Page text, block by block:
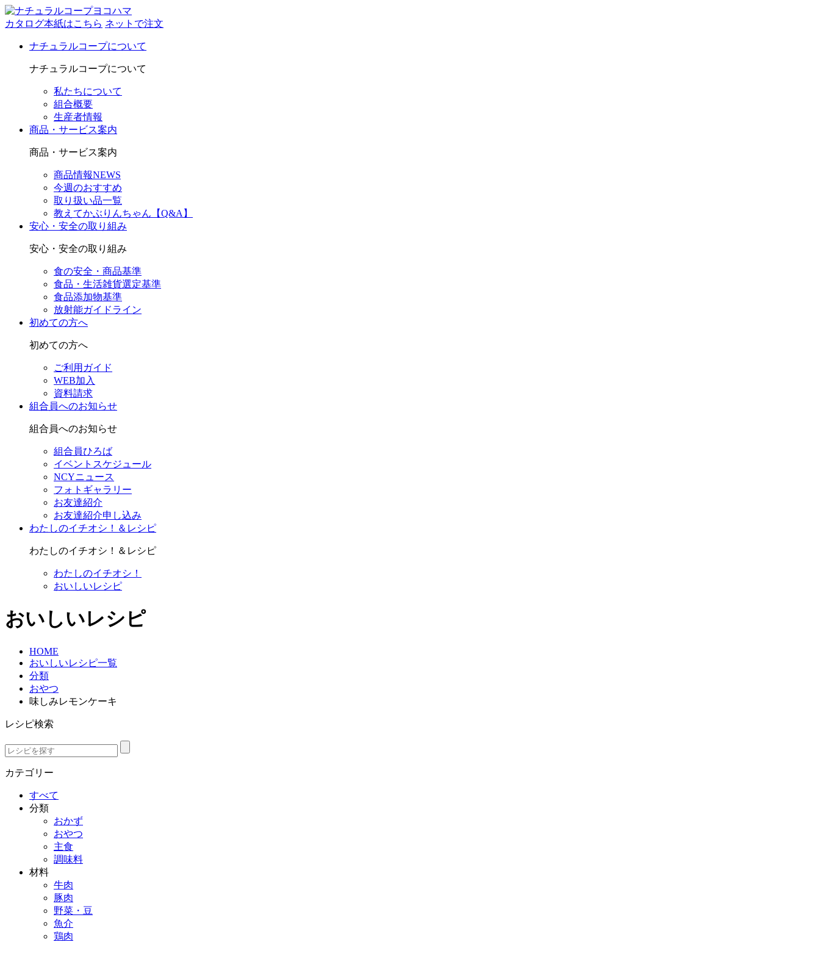
カタログ本紙はこちら ネットで注文
ナチュラルコープについて
ナチュラルコープについて
私たちについて
組合概要
生産者情報
商品・サービス案内
商品・サービス案内
商品情報NEWS
今週のおすすめ
取り扱い品一覧
教えてかぶりんちゃん【Q&A】
安心・安全の取り組み
安心・安全の取り組み
食の安全・商品基準
食品・生活雑貨選定基準
食品添加物基準
放射能ガイドライン
初めての方へ
初めての方へ
ご利用ガイド
WEB加入
資料請求
組合員へのお知らせ
組合員へのお知らせ
組合員ひろば
イベントスケジュール
NCYニュース
フォトギャラリー
お友達紹介
お友達紹介申し込み
わたしのイチオシ！＆レシピ
わたしのイチオシ！＆レシピ
わたしのイチオシ！
おいしいレシピ
おいしいレシピ
HOME
おいしいレシピ一覧
分類
おやつ
味しみレモンケーキ
レシピ検索
カテゴリー
すべて
分類
おかず
おやつ
主食
調味料
材料
牛肉
豚肉
野菜・豆
魚介
鶏肉